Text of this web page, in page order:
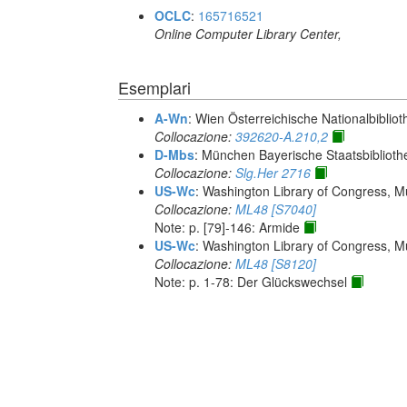
OCLC: 165716521
Online Computer Library Center,
Esemplari
A-Wn: Wien Österreichische
Collocazione: 392620-A.210,2
D-Mbs: München Bayerische
Collocazione: Slg.Her 2716
US-Wc: Washington Library of Congress,
Collocazione: ML48 [S7040]
Note: p. [79]-146: Armide
US-Wc: Washington Library of Congress,
Collocazione: ML48 [S8120]
Note: p. 1-78: Der Glückswechsel